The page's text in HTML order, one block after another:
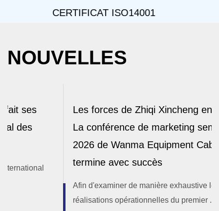
CERTIFICAT ISO14001
NOUVELLES
Les forces de Zhiqi Xincheng ensemble |
La conférence de marketing semestrielle
2026 de Wanma Equipment Cable se
termine avec succès
Afin d'examiner de manière exhaustive les
réalisations opérationnelles du premier ...